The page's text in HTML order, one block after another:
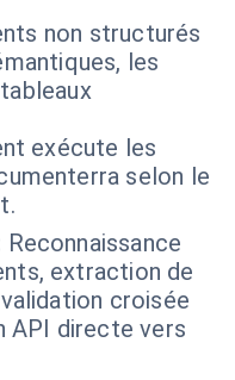
non structurés
les
exécute les
selon le
Reconnaissance
extraction de
croisée
API directe vers